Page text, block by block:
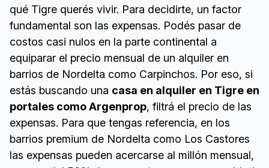
qué Tigre querés vivir. Para decidirte, un factor
fundamental son las expensas. Podés pasar de
costos casi nulos en la parte continental a
equiparar el precio mensual de un alquiler en
barrios de Nordelta como Carpinchos. Por eso, si
estás buscando una casa en alquiler en Tigre en
portales como Argenprop, filtrá el precio de las
expensas. Para que tengas referencia, en los
barrios premium de Nordelta como Los Castores
las expensas pueden acercarse al millón mensual,